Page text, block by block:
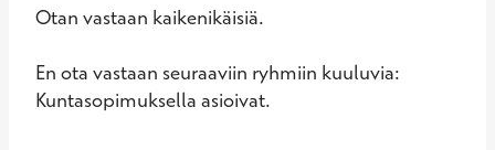
Otan vastaan kaikenikäisiä.
En ota vastaan seuraaviin ryhmiin kuuluvia:
Kuntasopimuksella asioivat.